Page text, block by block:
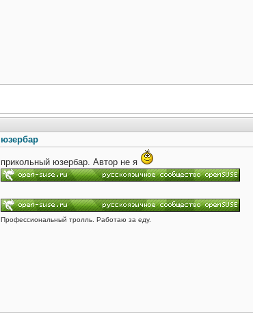
юзербар
прикольный юзербар. Автор не я
Профессиональный тролль. Работаю за еду.